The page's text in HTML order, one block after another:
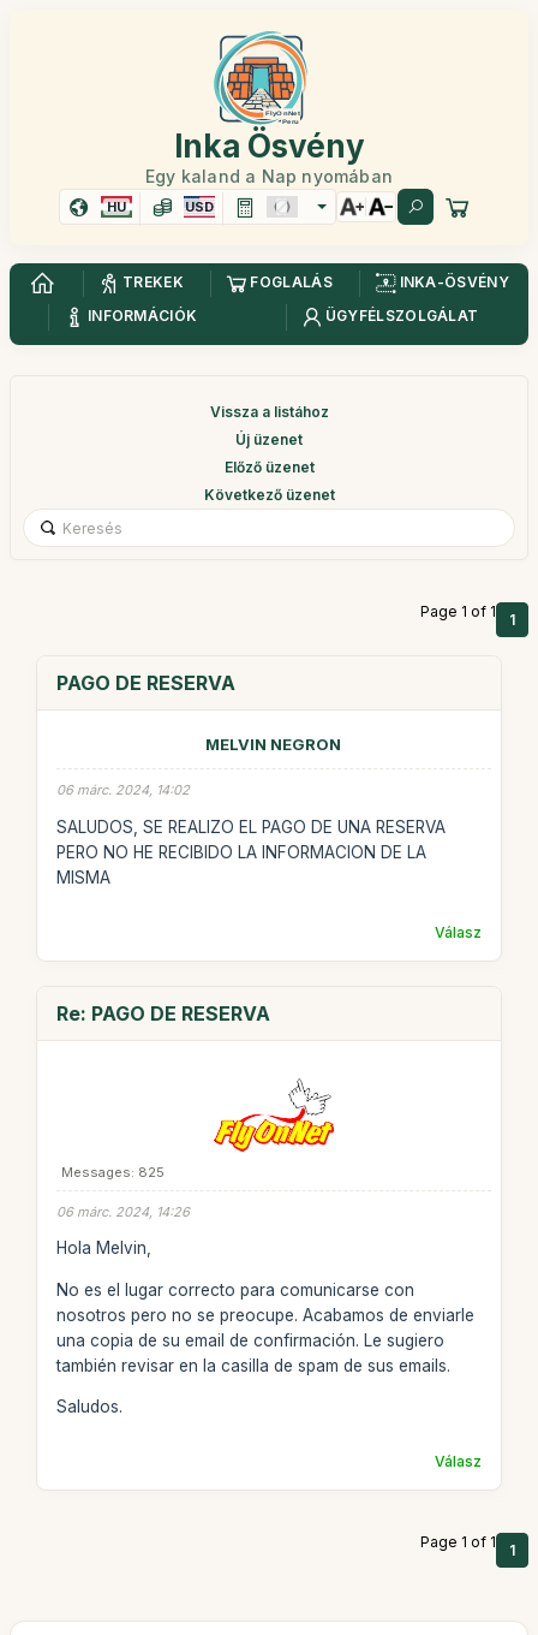
Inka Ösvény
Egy kaland a Nap nyomában
HU USD
TREKEK FOGLALÁS
INKA-ÖSVÉNY
INFORMÁCIÓK
ÜGYFÉLSZOLGÁLAT
Vissza a listához
Új üzenet
Előző üzenet
Következő üzenet
Page 1 of 1 1
PAGO DE RESERVA
MELVIN NEGRON
06 márc. 2024, 14:02
SALUDOS, SE REALIZO EL PAGO DE UNA RESERVA
PERO NO HE RECIBIDO LA INFORMACION DE LA
MISMA
Válasz
Re: PAGO DE RESERVA
Messages: 825
06 márc. 2024, 14:26
Hola Melvin,
No es el lugar correcto para comunicarse con
nosotros pero no se preocupe. Acabamos de enviarle
una copia de su email de confirmación. Le sugiero
también revisar en la casilla de spam de sus emails.
Saludos.
Válasz
Page 1 of 1 1